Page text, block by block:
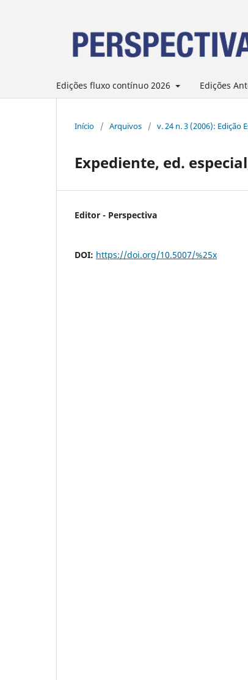
Edições fluxo contínuo 2026 Edições
Início / Arquivos / v. 24 n. 3 (2006): Edição
Expediente, ed.
Editor - Perspectiva
DOI: https://doi.org/10.5007/%25x